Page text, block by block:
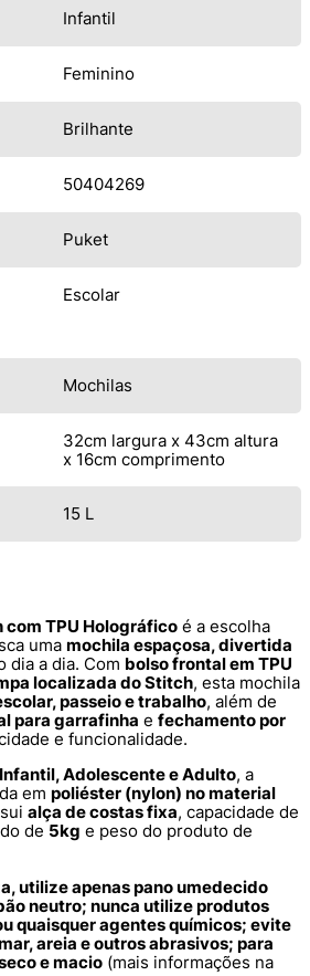
Infantil
Feminino
Brilhante
50404269
Puket
Escolar
Mochilas
32cm largura x 43cm altura
x 16cm comprimento
15 L
TPU Holográfico é a escolha
uma mochila espaçosa, divertida
dia a dia. Com bolso frontal em TPU
localizada do Stitch, esta mochila
passeio e trabalho, além de
para garrafinha e fechamento por
e funcionalidade.
Infantil, Adolescente e Adulto, a
em poliéster (nylon) no material
alça de costas fixa, capacidade de
de 5kg e peso do produto de
utilize apenas pano umedecido
neutro; nunca utilize produtos
quaisquer agentes químicos; evite
areia e outros abrasivos; para
e macio (mais informações na